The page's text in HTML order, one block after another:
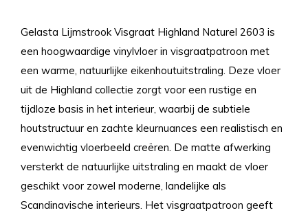
Gelasta Lijmstrook Visgraat Highland Naturel 2603 is
een hoogwaardige vinylvloer in visgraatpatroon met
een warme, natuurlijke eikenhoutuitstraling. Deze vloer
uit de Highland collectie zorgt voor een rustige en
tijdloze basis in het interieur, waarbij de subtiele
houtstructuur en zachte kleurnuances een realistisch en
evenwichtig vloerbeeld creëren. De matte afwerking
versterkt de natuurlijke uitstraling en maakt de vloer
geschikt voor zowel moderne, landelijke als
Scandinavische interieurs. Het visgraatpatroon geeft